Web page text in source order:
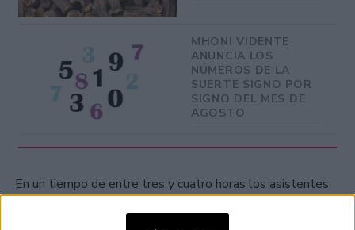
MHONI VIDENTE
ANUNCIA LOS
NÚMEROS DE LA
SUERTE SIGNO POR
SIGNO DEL MES DE
AGOSTO
En un tiempo de entre tres y cuatro horas los asistentes